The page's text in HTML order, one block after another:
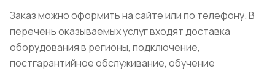
Заказ можно оформить на сайте или по телефону. В
перечень оказываемых услуг входят доставка
оборудования в регионы, подключение,
постгарантийное обслуживание, обучение